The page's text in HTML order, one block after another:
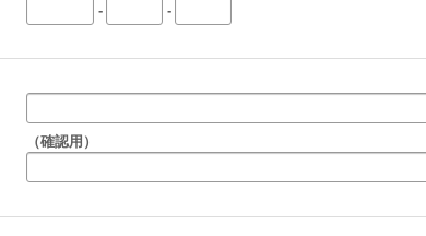
- -
（確認用）